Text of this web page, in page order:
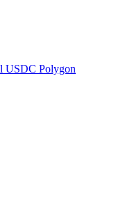
USDC Polygon